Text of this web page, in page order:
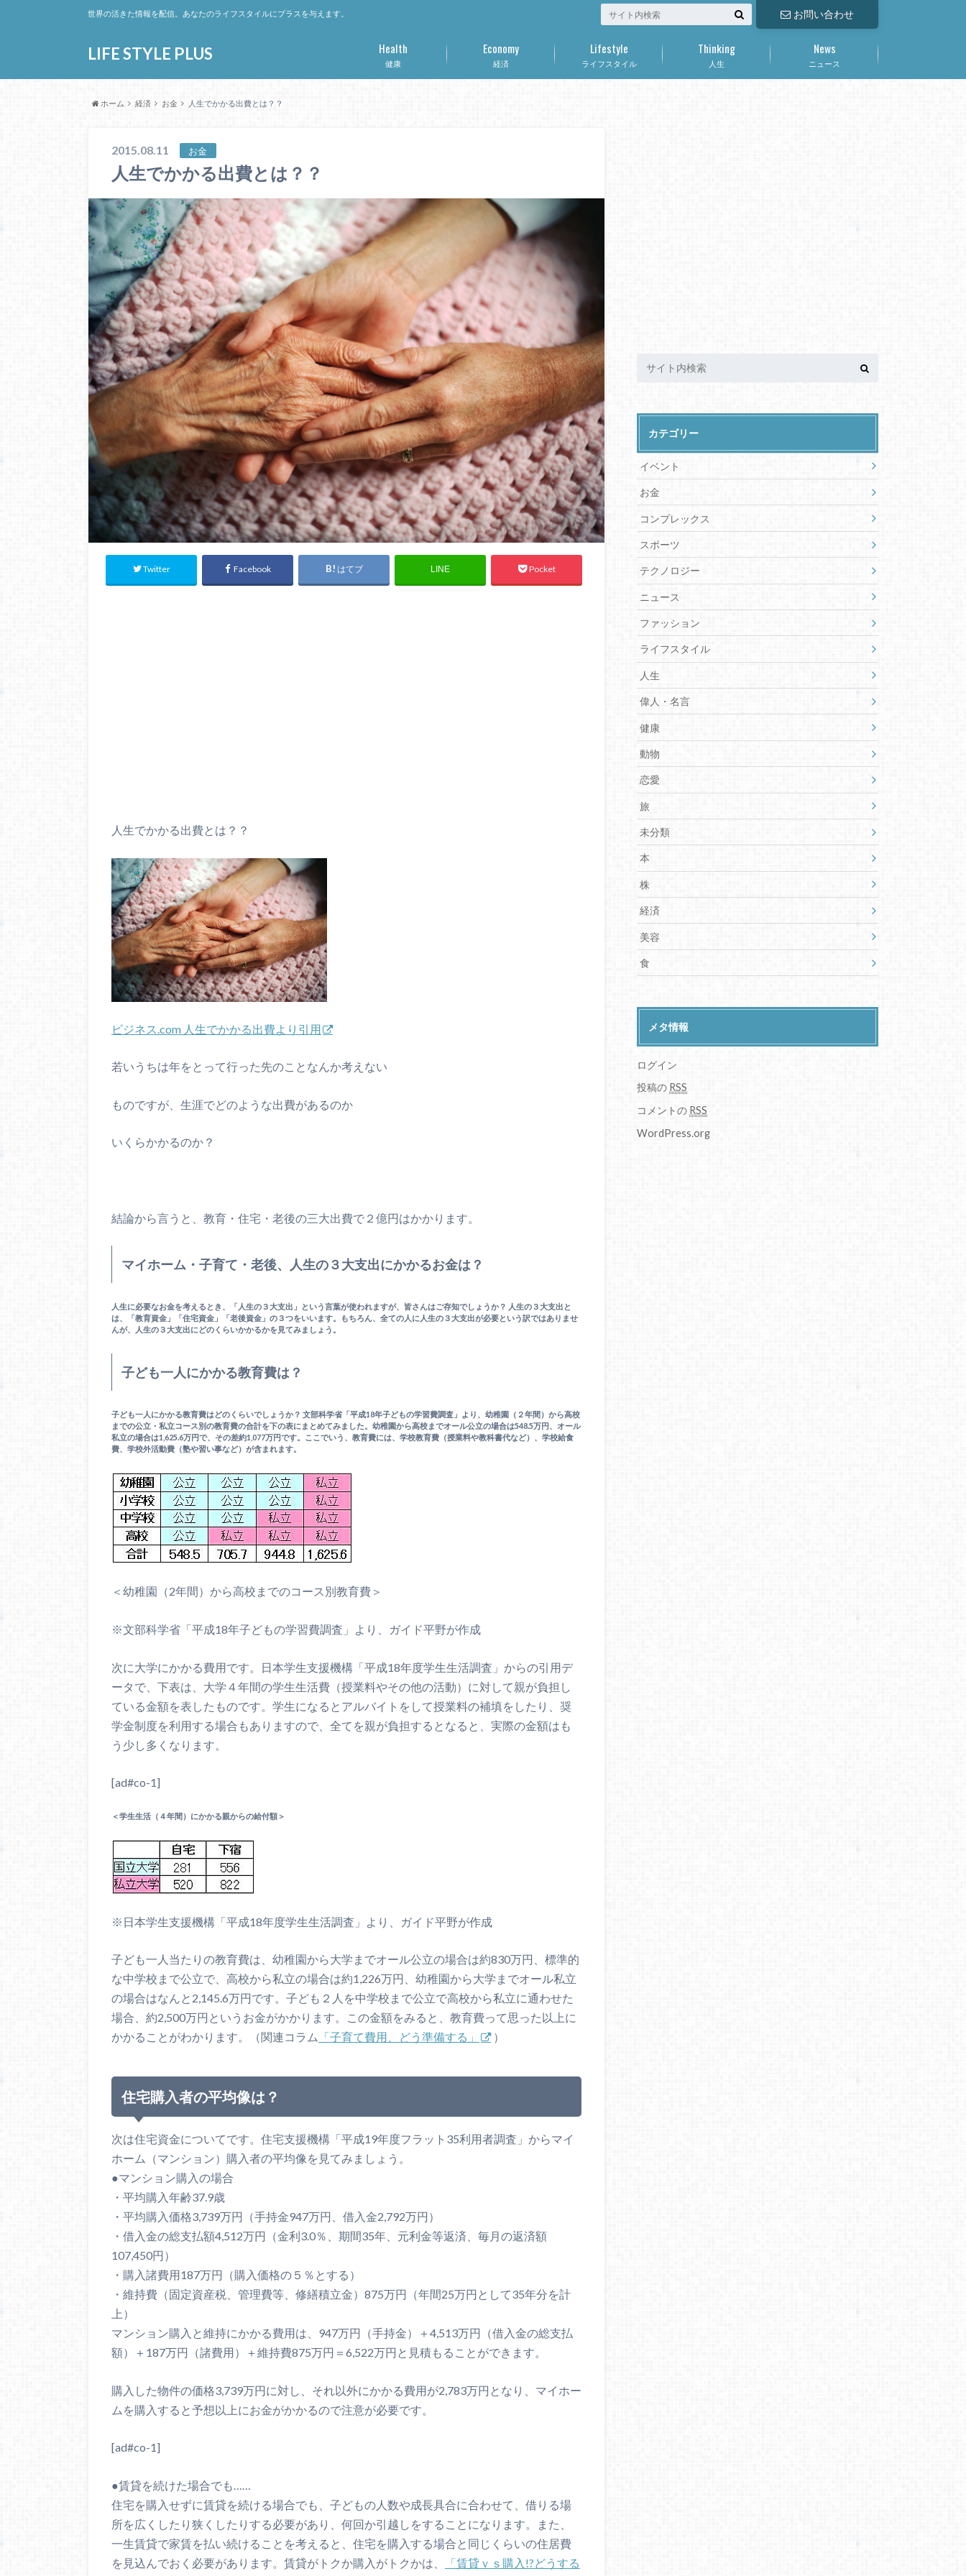
LIFE STYLE PLUS
世界の活きた情報を配信。あなたのライフスタイルにプラスを与えます。 お問い合わせ
健康
Health
経済
Economy
ライフスタイル
Lifestyle
人生
Thinking
ニュース
News
ホーム 経済 お金 人生でかかる出費とは？？
2015.08.11 お金
人生でかかる出費とは？？
Twitter Facebook はてブ LINE Pocket
人生でかかる出費とは？？
ビジネス.com 人生でかかる出費より引用
若いうちは年をとって行った先のことなんか考えない
ものですが、生涯でどのような出費があるのか
いくらかかるのか？
結論から言うと、教育・住宅・老後の三大出費で２億円はかかります。
マイホーム・子育て・老後、人生の３大支出にかかるお金は？
人生に必要なお金を考えるとき、「人生の３大支出」という言葉が使われますが、皆さんはご存知でしょうか？ 人生の３大支出と
は、「教育資金」「住宅資金」「老後資金」の３つをいいます。もちろん、全ての人に人生の３大支出が必要という訳ではありませ
んが、人生の３大支出にどのくらいかかるかを見てみましょう。
子ども一人にかかる教育費は？
子ども一人にかかる教育費はどのくらいでしょうか？ 文部科学省「平成18年子どもの学習費調査」より、幼稚園（２年間）から高校
までの公立・私立コース別の教育費の合計を下の表にまとめてみました。幼稚園から高校までオール公立の場合は548.5万円、オール
私立の場合は1,625.6万円で、その差約1,077万円です。ここでいう、教育費には、学校教育費（授業料や教科書代など）、学校給食
費、学校外活動費（塾や習い事など）が含まれます。
＜幼稚園（2年間）から高校までのコース別教育費＞
※文部科学省「平成18年子どもの学習費調査」より、ガイド平野が作成
次に大学にかかる費用です。日本学生支援機構「平成18年度学生生活調査」からの引用デ
ータで、下表は、大学４年間の学生生活費（授業料やその他の活動）に対して親が負担し
ている金額を表したものです。学生になるとアルバイトをして授業料の補填をしたり、奨
学金制度を利用する場合もありますので、全てを親が負担するとなると、実際の金額はも
う少し多くなります。
[ad#co-1]
＜学生生活（４年間）にかかる親からの給付額＞
※日本学生支援機構「平成18年度学生生活調査」より、ガイド平野が作成
子ども一人当たりの教育費は、幼稚園から大学までオール公立の場合は約830万円、標準的
な中学校まで公立で、高校から私立の場合は約1,226万円、幼稚園から大学までオール私立
の場合はなんと2,145.6万円です。子ども２人を中学校まで公立で高校から私立に通わせた
場合、約2,500万円というお金がかかります。この金額をみると、教育費って思った以上に
かかることがわかります。（関連コラム 「子育て費用、どう準備する」 ）
住宅購入者の平均像は？
次は住宅資金についてです。住宅支援機構「平成19年度フラット35利用者調査」からマイ
ホーム（マンション）購入者の平均像を見てみましょう。
●マンション購入の場合
・平均購入年齢37.9歳
・平均購入価格3,739万円（手持金947万円、借入金2,792万円）
・借入金の総支払額4,512万円（金利3.0％、期間35年、元利金等返済、毎月の返済額
107,450円）
・購入諸費用187万円（購入価格の５％とする）
・維持費（固定資産税、管理費等、修繕積立金）875万円（年間25万円として35年分を計
上）
マンション購入と維持にかかる費用は、947万円（手持金）＋4,513万円（借入金の総支払
額）＋187万円（諸費用）＋維持費875万円＝6,522万円と見積もることができます。
購入した物件の価格3,739万円に対し、それ以外にかかる費用が2,783万円となり、マイホー
ムを購入すると予想以上にお金がかかるので注意が必要です。
[ad#co-1]
●賃貸を続けた場合でも……
住宅を購入せずに賃貸を続ける場合でも、子どもの人数や成長具合に合わせて、借りる場
所を広くしたり狭くしたりする必要があり、何回か引越しをすることになります。また、
一生賃貸で家賃を払い続けることを考えると、住宅を購入する場合と同じくらいの住居費
を見込んでおく必要があります。賃貸がトクか購入がトクかは、
「賃貸ｖｓ購入!?どうする
カテゴリー
イベント
お金
コンプレックス
スポーツ
テクノロジー
ニュース
ファッション
ライフスタイル
人生
偉人・名言
健康
動物
恋愛
旅
未分類
本
株
経済
美容
食
メタ情報
ログイン
投稿の RSS
コメントの RSS
WordPress.org